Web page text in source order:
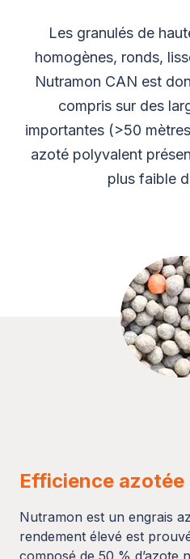
Les granulés de
homogènes, ronds,
Nutramon CAN est
compris sur des
importantes (>50
azoté polyvalent
plus faible
Efficience azotée
Nutramon est un engrais
rendement élevé est
composé de 50 % d’azote